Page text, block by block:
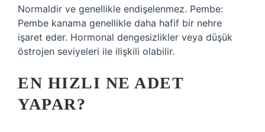
Normaldir ve genellikle endişelenmez. Pembe:
Pembe kanama genellikle daha hafif bir nehre
işaret eder. Hormonal dengesizlikler veya düşük
östrojen seviyeleri ile ilişkili olabilir.
EN HIZLI NE ADET
YAPAR?